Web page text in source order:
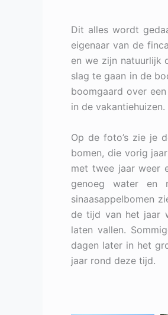
Dit alles wordt
eigenaar van de
en we zijn natuurlijk
slag te gaan in de
boomgaard over
in de vakantiehuizen.
Op de foto’s zie je
bomen, die vorig
met twee jaar weer
genoeg water en
sinaasappelbomen
de tijd van het jaar
laten vallen.
dagen later in het
jaar rond deze tijd.